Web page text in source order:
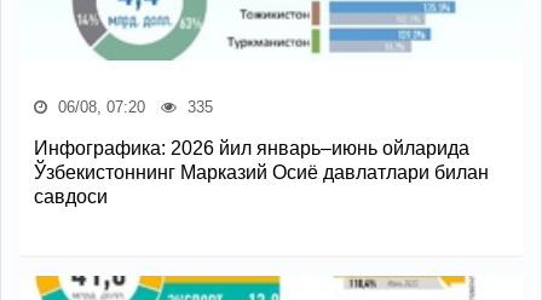
06/08, 07:20 335
Инфографика: 2026 йил январь–июнь ойларида
Ўзбекистоннинг Марказий Осиё давлатлари билан
савдоси